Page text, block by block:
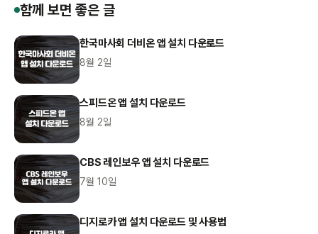
함께 보면 좋은 글
한국마사회 더비온 앱 설치 다운로드
8월 2일
스피드온 앱 설치 다운로드
8월 2일
CBS 레인보우 앱 설치 다운로드
7월 10일
디지로카 앱 설치 다운로드 및 사용법